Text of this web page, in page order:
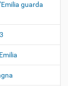
guarda